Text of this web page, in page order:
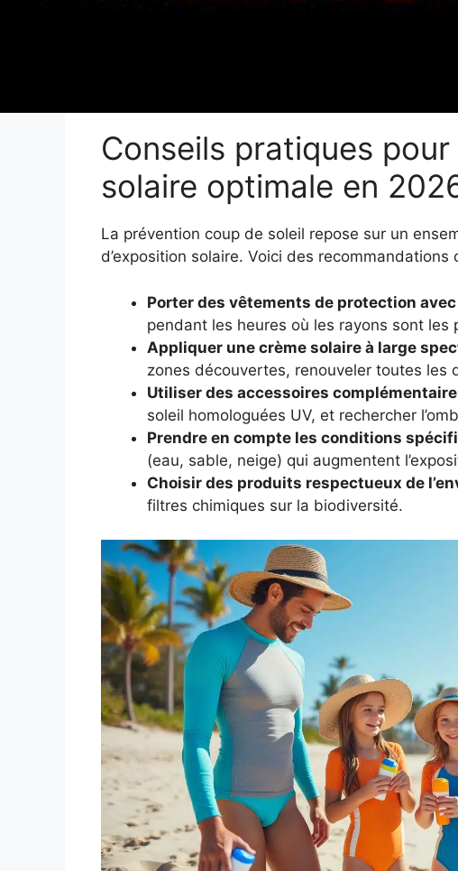
Ils présentent en revanche une contrainte : il
Conseils pratiques
solaire optimale en
La prévention coup de soleil repose sur un
d’exposition solaire. Voici des recommandations
Porter des vêtements de protection
pendant les heures où les rayons sont les
Appliquer une crème solaire à large
zones découvertes, renouveler toutes les
Utiliser des accessoires
soleil homologuées UV, et rechercher
Prendre en compte les conditions
(eau, sable, neige) qui augmentent
Choisir des produits respectueux de
filtres chimiques sur la biodiversité.